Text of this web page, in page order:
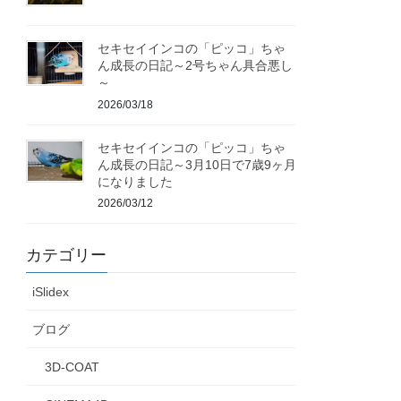
セキセイインコの「ピッコ」ちゃ
ん成長の日記～2号ちゃん具合悪し
～
2026/03/18
セキセイインコの「ピッコ」ちゃ
ん成長の日記～3月10日で7歳9ヶ月
になりました
2026/03/12
カテゴリー
iSlidex
ブログ
3D-COAT